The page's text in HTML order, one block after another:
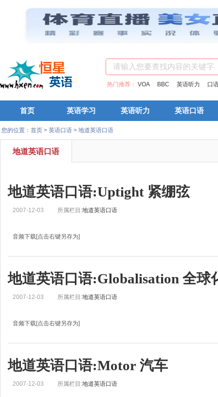
热门推荐： VOA BBC 英语听力 口
首页 英语学习 英语听力 英语口语
您的位置： 首页 > 英语口语 > 地道英语口语
地道英语口语
地道英语口语:Uptight 紧绷弦
2007-12-03 所属栏目:地道英语口语
音频下载[点击右键另存为]
Sun Chen: 还有我,孙晨Jo: Today we’re going to look at words and phrases
地道英语口语:Globalisation 全球
2007-12-03 所属栏目:地道英语口语
音频下载[点击右键另存为]
Chen Li: And I’m Chen LiHelen: Today let’s put on our business thin
地道英语口语:Motor 汽车
2007-12-03 所属栏目:地道英语口语